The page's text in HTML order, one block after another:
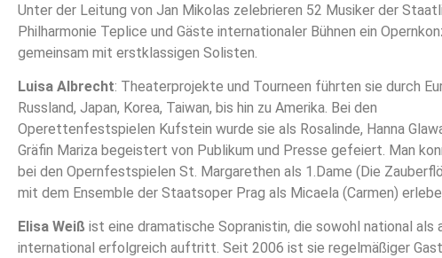
Unter der Leitung von Jan Mikolas zelebrieren 52 Musiker der
Philharmonie Teplice und Gäste internationaler Bühnen ein
gemeinsam mit erstklassigen Solisten.
Luisa Albrecht: Theaterprojekte und Tourneen führten sie durch
Russland, Japan, Korea, Taiwan, bis hin zu Amerika. Bei den
Operettenfestspielen Kufstein wurde sie als Rosalinde, Hanna
Gräfin Mariza begeistert von Publikum und Presse gefeiert. Man
bei den Opernfestspielen St. Margarethen als 1.Dame (Die
mit dem Ensemble der Staatsoper Prag als Micaela (Carmen)
Elisa Weiß ist eine dramatische Sopranistin, die sowohl national als
international erfolgreich auftritt. Seit 2006 ist sie regelmäßiger